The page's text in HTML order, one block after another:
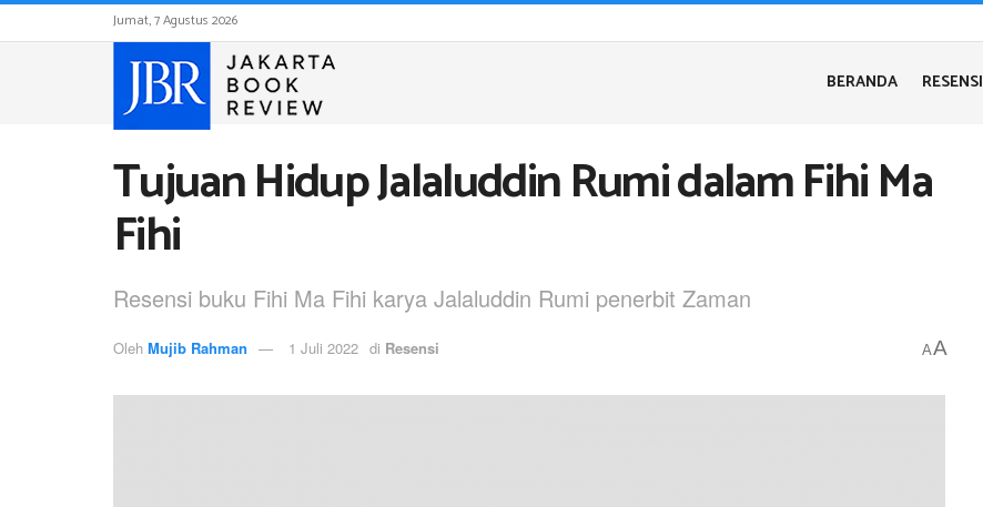
Jumat, 7 Agustus 2026
BERANDA RESENSI
Tujuan Hidup Jalaluddin Rumi dalam Fihi Ma
Fihi
Resensi buku Fihi Ma Fihi karya Jalaluddin Rumi penerbit Zaman
Oleh Mujib Rahman 1 Juli 2022 di Resensi AA